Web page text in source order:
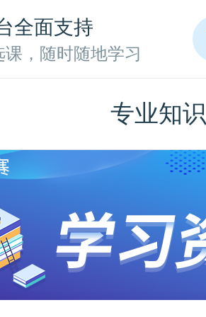
全面支持
课，随时随地学习
专业知识